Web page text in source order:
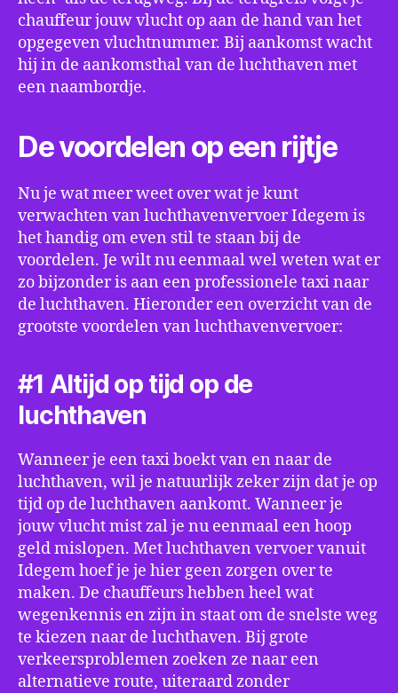
chauffeur jouw vlucht op aan de hand van het
opgegeven vluchtnummer. Bij aankomst wacht
hij in de aankomsthal van de luchthaven met
een naambordje.
De voordelen op een rijtje
Nu je wat meer weet over wat je kunt
verwachten van luchthavenvervoer Idegem is
het handig om even stil te staan bij de
voordelen. Je wilt nu eenmaal wel weten wat er
zo bijzonder is aan een professionele taxi naar
de luchthaven. Hieronder een overzicht van de
grootste voordelen van luchthavenvervoer:
#1 Altijd op tijd op de
luchthaven
Wanneer je een taxi boekt van en naar de
luchthaven, wil je natuurlijk zeker zijn dat je op
tijd op de luchthaven aankomt. Wanneer je
jouw vlucht mist zal je nu eenmaal een hoop
geld mislopen. Met luchthaven vervoer vanuit
Idegem hoef je je hier geen zorgen over te
maken. De chauffeurs hebben heel wat
wegenkennis en zijn in staat om de snelste weg
te kiezen naar de luchthaven. Bij grote
verkeersproblemen zoeken ze naar een
alternatieve route, uiteraard zonder